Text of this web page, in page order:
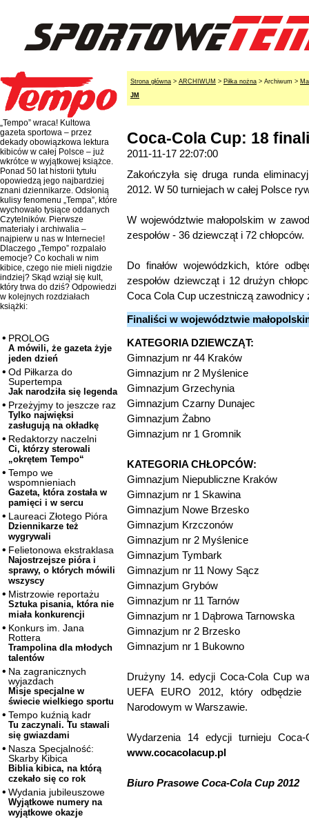
„Tempo” wraca! Kultowa
gazeta sportowa – przez
dekady obowiązkowa lektura
kibiców w całej Polsce – już
wkrótce w wyjątkowej książce.
Ponad 50 lat historii tytułu
opowiedzą jego najbardziej
znani dziennikarze. Odsłonią
kulisy fenomenu „Tempa”, które
wychowało tysiące oddanych
Czytelników. Pierwsze
materiały i archiwalia –
najpierw u nas w Internecie!
Dlaczego „Tempo” rozpalało
emocje? Co kochali w nim
kibice, czego nie mieli nigdzie
indziej? Skąd wziął się kult,
który trwa do dziś? Odpowiedzi
w kolejnych rozdziałach
książki:
PROLOG
A mówili, że gazeta żyje
jeden dzień
Od Piłkarza do
Supertempa
Jak narodziła się legenda
Przeżyjmy to jeszcze raz
Tylko najwięksi
zasługują na okładkę
Redaktorzy naczelni
Ci, którzy sterowali
„okrętem Tempo“
Tempo we
wspomnieniach
Gazeta, która została w
pamięci i w sercu
Laureaci Złotego Pióra
Dziennikarze też
wygrywali
Felietonowa ekstraklasa
Najostrzejsze pióra i
sprawy, o których mówili
wszyscy
Mistrzowie reportażu
Sztuka pisania, która nie
miała konkurencji
Konkurs im. Jana
Rottera
Trampolina dla młodych
talentów
Na zagranicznych
wyjazdach
Misje specjalne w
świecie wielkiego sportu
Tempo kuźnią kadr
Tu zaczynali. Tu stawali
się gwiazdami
Nasza Specjalność:
Skarby Kibica
Biblia kibica, na którą
czekało się co rok
Wydania jubileuszowe
Wyjątkowe numery na
wyjątkowe okazje
Strona główna > ARCHIWUM > Piłka nożna > Archiwum >
JM
Coca-Cola Cup: 18
2011-11-17 22:07:00
Zakończyła się druga runda
2012. W 50 turniejach w całej Polsce
W województwie małopolskim w
zespołów - 36 dziewcząt i 72 chłopców.
Do finałów wojewódzkich, które
zespołów dziewcząt i 12 drużyn
Coca Cola Cup uczestniczą zawodnicy
Finaliści w województwie
KATEGORIA DZIEWCZĄT:
Gimnazjum nr 44 Kraków
Gimnazjum nr 2 Myślenice
Gimnazjum Grzechynia
Gimnazjum Czarny Dunajec
Gimnazjum Żabno
Gimnazjum nr 1 Gromnik
KATEGORIA CHŁOPCÓW:
Gimnazjum Niepubliczne Kraków
Gimnazjum nr 1 Skawina
Gimnazjum Nowe Brzesko
Gimnazjum Krzczonów
Gimnazjum nr 2 Myślenice
Gimnazjum Tymbark
Gimnazjum nr 11 Nowy Sącz
Gimnazjum Grybów
Gimnazjum nr 11 Tarnów
Gimnazjum nr 1 Dąbrowa Tarnowska
Gimnazjum nr 2 Brzesko
Gimnazjum nr 1 Bukowno
Drużyny 14. edycji Coca-Cola Cup
UEFA EURO 2012, który
Narodowym w Warszawie.
Wydarzenia 14 edycji turnieju
www.cocacolacup.pl
Biuro Prasowe Coca-Cola Cup 2012